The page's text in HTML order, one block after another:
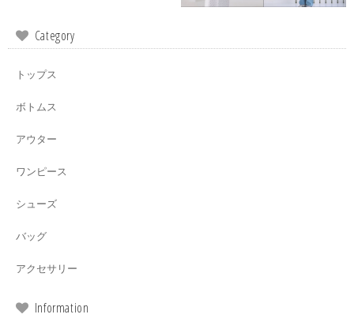
Category
トップス
ボトムス
アウター
ワンピース
シューズ
バッグ
アクセサリー
Information